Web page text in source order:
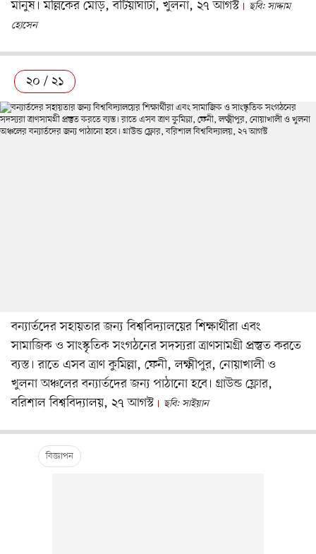
মানুষ। মল্লিকের মোড়, বটিয়াঘাটা, খুলনা, ২৭ আগস্ট
ছবি: সাদ্দাম
হোসেন
২০ / ২১
বন্যার্তদের সহায়তার জন্য বিশ্ববিদ্যালয়ের শিক্ষার্থীরা এবং
সামাজিক ও সাংস্কৃতিক সংগঠনের সদস্যরা ত্রাণসামগ্রী প্রস্তুত করতে
ব্যস্ত। রাতে এসব ত্রাণ কুমিল্লা, ফেনী, লক্ষ্মীপুর, নোয়াখালী ও
খুলনা অঞ্চলের বন্যার্তদের জন্য পাঠানো হবে। গ্রাউন্ড ফ্লোর,
বরিশাল বিশ্ববিদ্যালয়, ২৭ আগস্ট
ছবি: সাইয়ান